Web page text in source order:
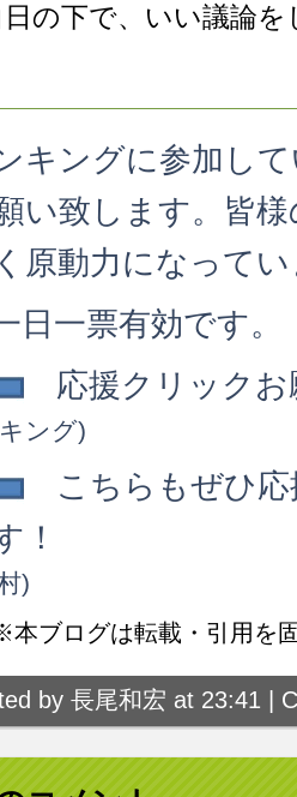
の下で、いい議論を
キングに参加し
い致します。皆
原動力になって
日一票有効です。
応援クリックお
ング)
こちらもぜひ応
！
)
本ブログは転載・引用を
by 長尾和宏 at 23:41 |